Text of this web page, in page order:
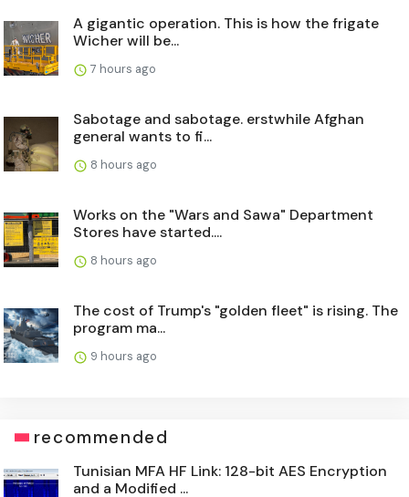
A gigantic operation. This is how the frigate
Wicher will be...
7 hours ago
Sabotage and sabotage. erstwhile Afghan
general wants to fi...
8 hours ago
Works on the "Wars and Sawa" Department
Stores have started....
8 hours ago
The cost of Trump's "golden fleet" is rising. The
program ma...
9 hours ago
recommended
Tunisian MFA HF Link: 128-bit AES Encryption
and a Modified ...